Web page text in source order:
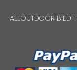
ALLOUTDOOR BIEDT